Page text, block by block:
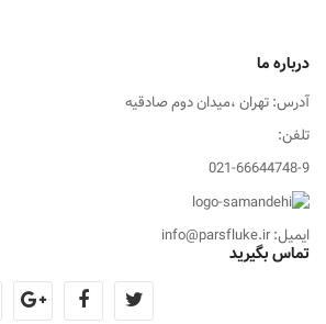
درباره ما
آدرس: تهران ،میدان دوم صادقیه
تلفن:
021-66644748-9
ایمیل: info@parsfluke.ir
تماس بگیرید